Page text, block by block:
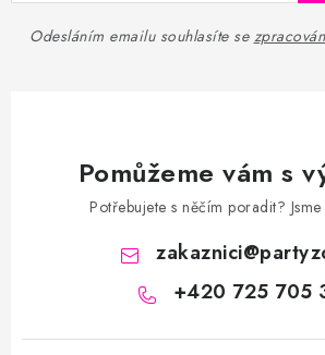
Odesláním emailu souhlasíte se
Pomůžeme vám s
Potřebujete s něčím poradit?
zakaznici@
+420 725 705